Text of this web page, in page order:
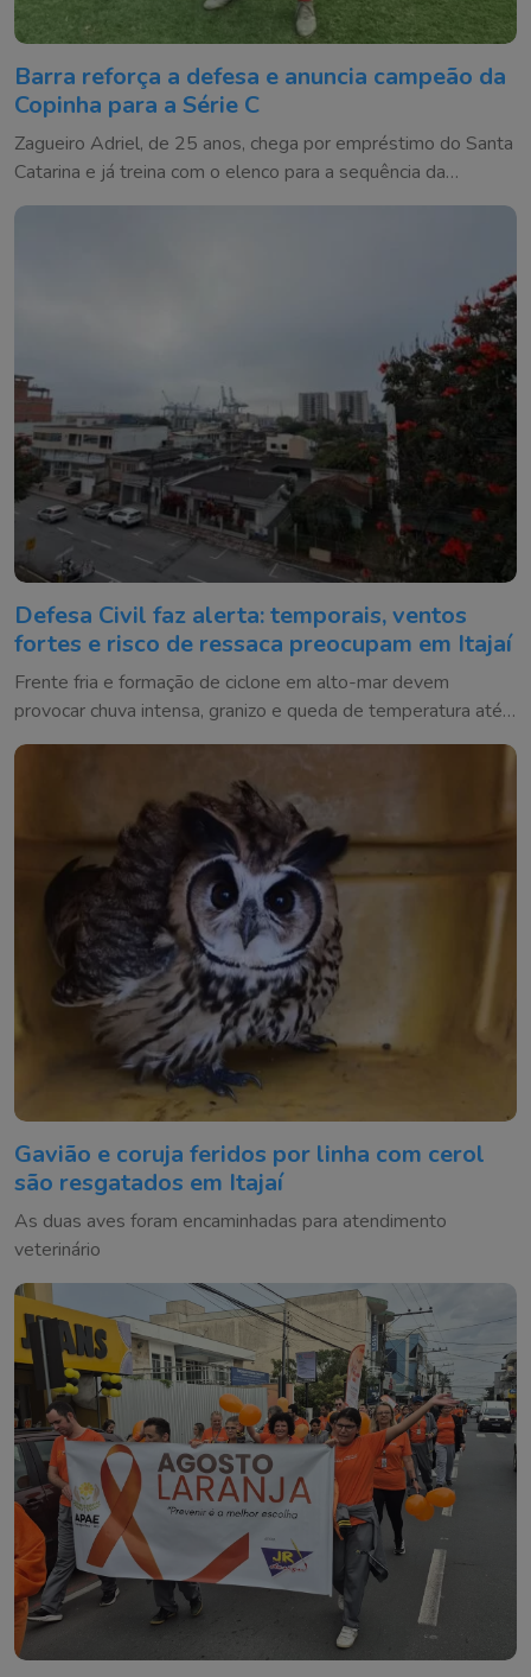
Barra reforça a defesa e anuncia campeão da
Copinha para a Série C
Zagueiro Adriel, de 25 anos, chega por empréstimo do Santa
Catarina e já treina com o elenco para a sequência da
competição
Defesa Civil faz alerta: temporais, ventos
fortes e risco de ressaca preocupam em Itajaí
Frente fria e formação de ciclone em alto-mar devem
provocar chuva intensa, granizo e queda de temperatura até
o fim de semana
Gavião e coruja feridos por linha com cerol
são resgatados em Itajaí
As duas aves foram encaminhadas para atendimento
veterinário